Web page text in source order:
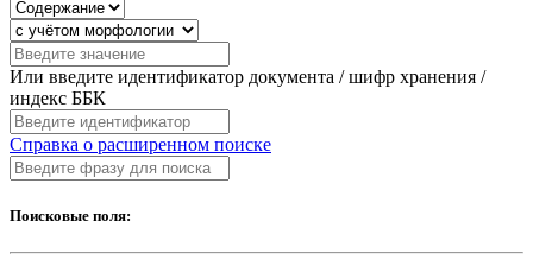
Или введите идентификатор документа / шифр хранения /
индекс ББК
Справка о расширенном поиске
Поисковые поля: